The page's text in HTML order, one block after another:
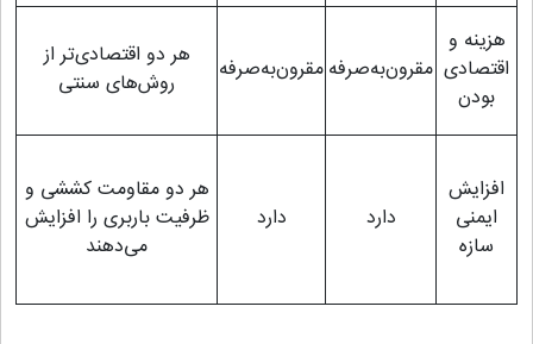
هزینه و
اقتصادی
بودن
مقرون‌به‌صرفهمقرون‌به‌صرفه
هر دو اقتصادی‌تر از
روش‌های سنتی
افزایش
ایمنی
سازه
دارد دارد
هر دو مقاومت کششی و
ظرفیت باربری را افزایش
می‌دهند